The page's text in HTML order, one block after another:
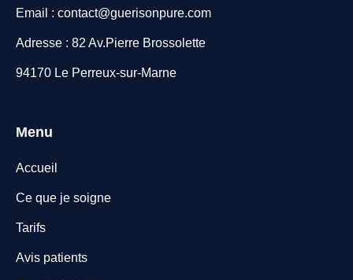
Email : contact@guerisonpure.com
Adresse : 82 Av.Pierre Brossolette
94170 Le Perreux-sur-Marne
Menu
Accueil
Ce que je soigne
Tarifs
Avis patients